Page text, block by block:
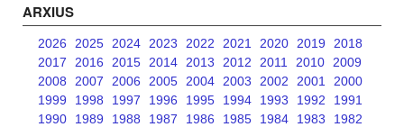
ARXIUS
2026 2025 2024 2023 2022 2021 2020 2019
2018
2017
2016 2015 2014 2013 2012 2011 2010
2009
2008
2007 2006 2005 2004 2003 2002 2001
2000
1999
1998 1997 1996 1995 1994 1993 1992
1991
1990
1989 1988 1987 1986 1985 1984 1983
1982